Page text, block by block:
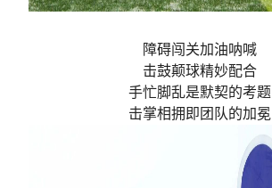
障碍闯关加油呐喊
击鼓颠球精妙配合
手忙脚乱是默契的考题
击掌相拥即团队的加冕